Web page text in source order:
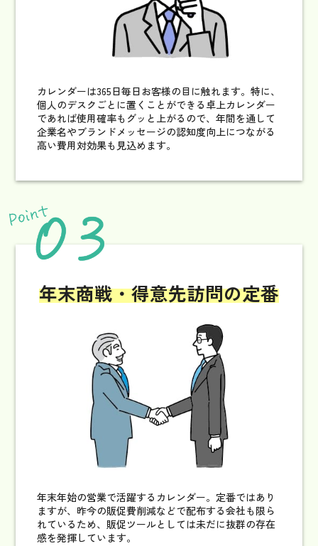
カレンダーは365日毎日お客様の目に触れます。特に、
個人のデスクごとに置くことができる卓上カレンダー
であれば使用確率もグッと上がるので、年間を通して
企業名やブランドメッセージの認知度向上につながる
高い費用対効果も見込めます。
年末商戦・得意先訪問の定番
年末年始の営業で活躍するカレンダー。 定番ではあり
ますが、昨今の販促費削減などで配布する会社も限ら
れているため、販促ツールとしては未だに抜群の存在
感を発揮しています。